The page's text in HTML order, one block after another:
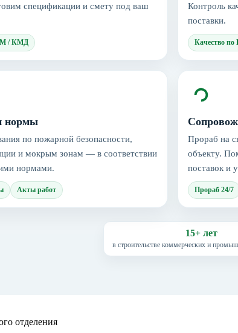
спецификации и смету под ваш
/ КМД
Контроль
поставки.
Качество
нормы
по пожарной безопасности,
и мокрым зонам — в соответствии
нормами.
Акты работ
Прораб на
объекту.
поставок и
Прораб 24/7
15+ лет
в строительстве коммерческих и
отделения